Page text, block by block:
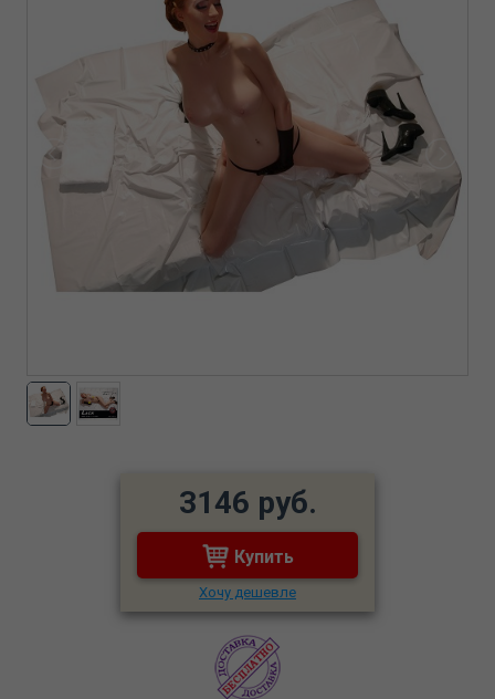
3146 руб.
Купить
Хочу дешевле